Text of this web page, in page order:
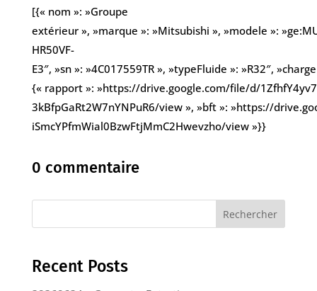
[{« nom »: »Groupe
extérieur », »marque »: »Mitsubishi », »modele »:
HR50VF-
E3″, »sn »: »4C017559TR », »typeFluide »: »R32″,
{« rapport »: »https://drive.google.com/file/d/
3kBfpGaRt2W7nYNPuR6/view », »bft »: »https://
iSmcYPfmWial0BzwFtjMmC2Hwevzho/view »}}
0 commentaire
Rechercher
Recent Posts